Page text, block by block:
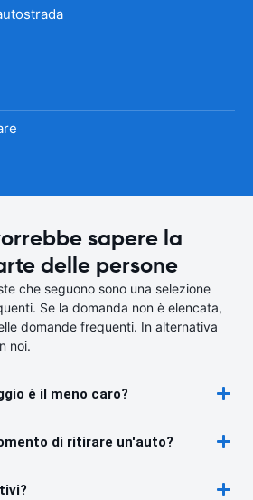
sapere la
delle persone
che seguono sono una selezione
Se la domanda non è elencata,
domande frequenti. In alternativa
noi.
è il meno caro?
di ritirare un'auto?